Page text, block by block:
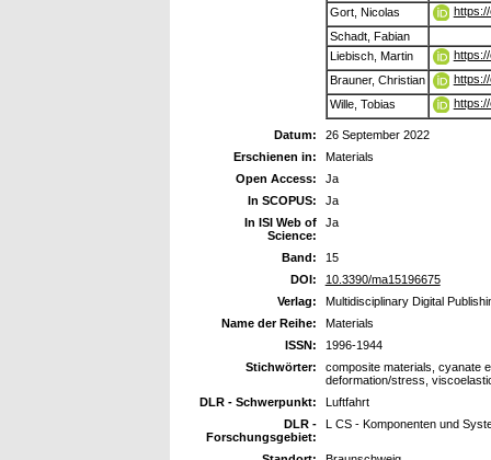
Gort, Nicolas
Schadt, Fabian
Liebisch, Martin
Brauner, Christian
Wille, Tobias
Datum:
26 September 2022
Erschienen in:
Materials
Open Access:
Ja
In SCOPUS:
Ja
In ISI Web of
Science:
Ja
Band:
15
DOI:
10.3390/ma15196675
Verlag:
Multidisciplinary Digital
Name der Reihe:
Materials
ISSN:
1996-1944
Stichwörter:
composite materials, cyanate
deformation/stress,
DLR - Schwerpunkt:
Luftfahrt
DLR -
Forschungsgebiet:
L CS - Komponenten und